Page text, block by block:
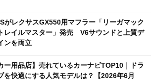
がレクサスGX550用マフラー「リーガマック
レイルマスター」発売 V6サウンドと上質デ
ンを両立
ー用品店】売れているカーナビTOP10｜ドラ
を快適にする人気モデルは？【2026年6月